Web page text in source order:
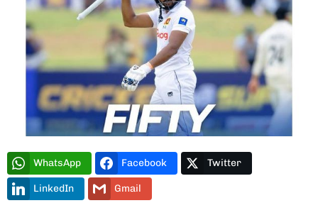
Type and hit enter
WhatsApp Facebook Twitter
LinkedIn Gmail